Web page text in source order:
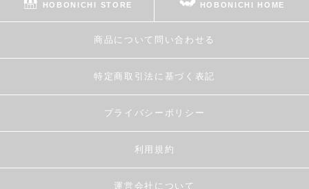
HOBONICHI STORE HOBONICHI HOME
商品について問い合わせる
特定商取引法に基づく表記
プライバシーポリシー
利用規約
運営会社について